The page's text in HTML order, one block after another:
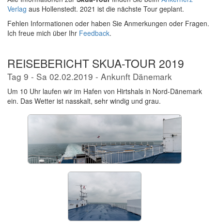
Verlag aus Hollenstedt. 2021 ist die nächste Tour geplant.
Fehlen Informationen oder haben Sie Anmerkungen oder Fragen.
Ich freue mich über Ihr Feedback.
REISEBERICHT SKUA-TOUR 2019
Tag 9 - Sa 02.02.2019 - Ankunft Dänemark
Um 10 Uhr laufen wir im Hafen von Hirtshals in Nord-Dänemark
ein. Das Wetter ist nasskalt, sehr windig und grau.